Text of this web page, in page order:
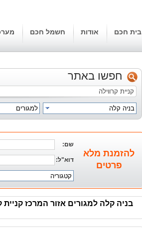
בית חכם אודות חשמל חכם
חפשו באתר
בניה קלה למגורים
להזמנת מלא
פרטים
שם:
דוא"ל:
קטגוריה
בניה קלה למגורים אזור המרכז קניית